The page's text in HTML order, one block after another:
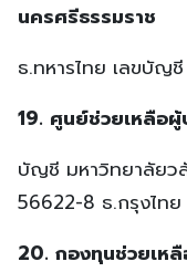
นครศรีธรรมราช
ธ.ทหารไทย เลขบั
19. ศูนย์ช่วยเหลือ
บัญชี มหาวิทยาลัย
56622-8 ธ.กรุงไทย
20. กองทุนช่วยเห